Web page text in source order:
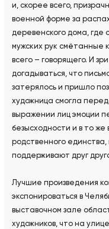
и, скорее всего,
военной форме за
деревенского дома, где
мужских рук смётанные
всего – говорящего. И
догадываться, что
затерялось и пришло
художница смогла
выражении лиц эмоции
безысходности и в то же
родственного единства,
поддерживают друг
Лучшие произведения
экспонироваться в
выставочном зале
художников, что на